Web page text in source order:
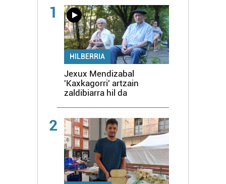
1
HILBERRIA
Jexux Mendizabal
'Kaxkagorri' artzain
zaldibiarra hil da
2